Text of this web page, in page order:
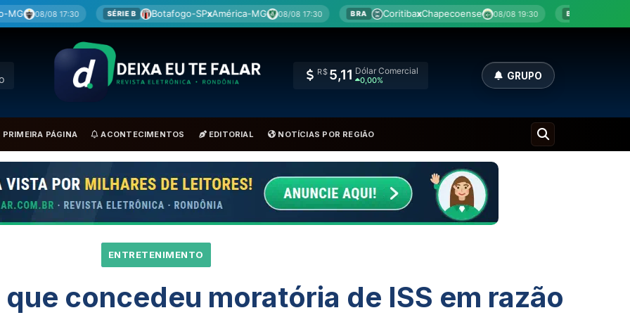
SÉRIE B Botafogo-SPxAmérica-MG 08/08 17:30 BRA Coritiba Chapecoense 08/08 19:30 BRA Botafogo x Fluminense
R$ 5,11 Dólar Comercial
0,00% GRUPO
PRIMEIRA PÁGINA ACONTECIMENTOS EDITORIAL NOTÍCIAS POR REGIÃO
ENTRETENIMENTO
concedeu moratória de ISS em razão